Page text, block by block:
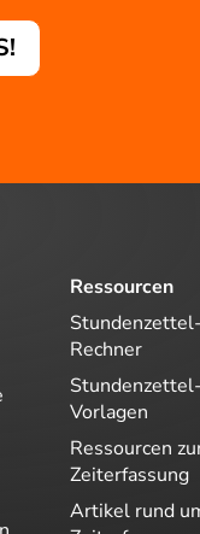
Ressourcen
Stundenzettel-
Rechner
Stundenzettel-
Vorlagen
Ressourcen
Zeiterfassung
Artikel rund